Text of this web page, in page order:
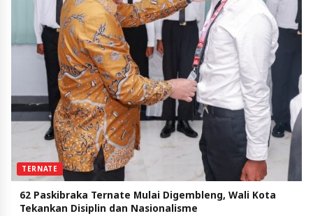
TERNATE
62 Paskibraka Ternate Mulai Digembleng, Wali Kota
Tekankan Disiplin dan Nasionalisme